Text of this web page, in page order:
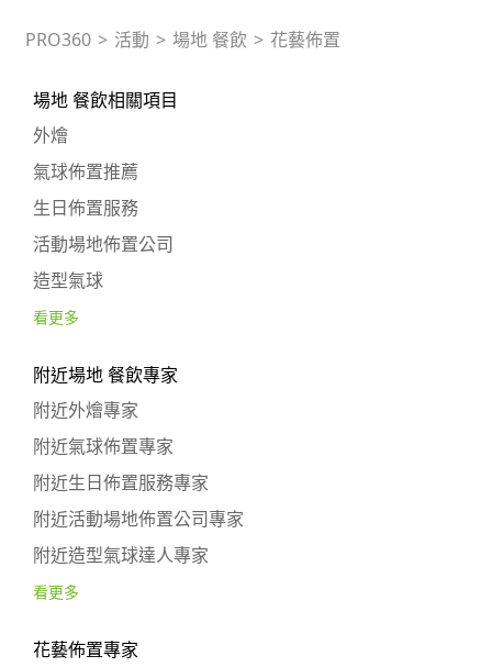
PRO360 > 活動 > 場地 餐飲 > 花藝佈置
場地 餐飲相關項目
外燴
氣球佈置推薦
生日佈置服務
活動場地佈置公司
造型氣球
看更多
附近場地 餐飲專家
附近外燴專家
附近氣球佈置專家
附近生日佈置服務專家
附近活動場地佈置公司專家
附近造型氣球達人專家
看更多
花藝佈置專家